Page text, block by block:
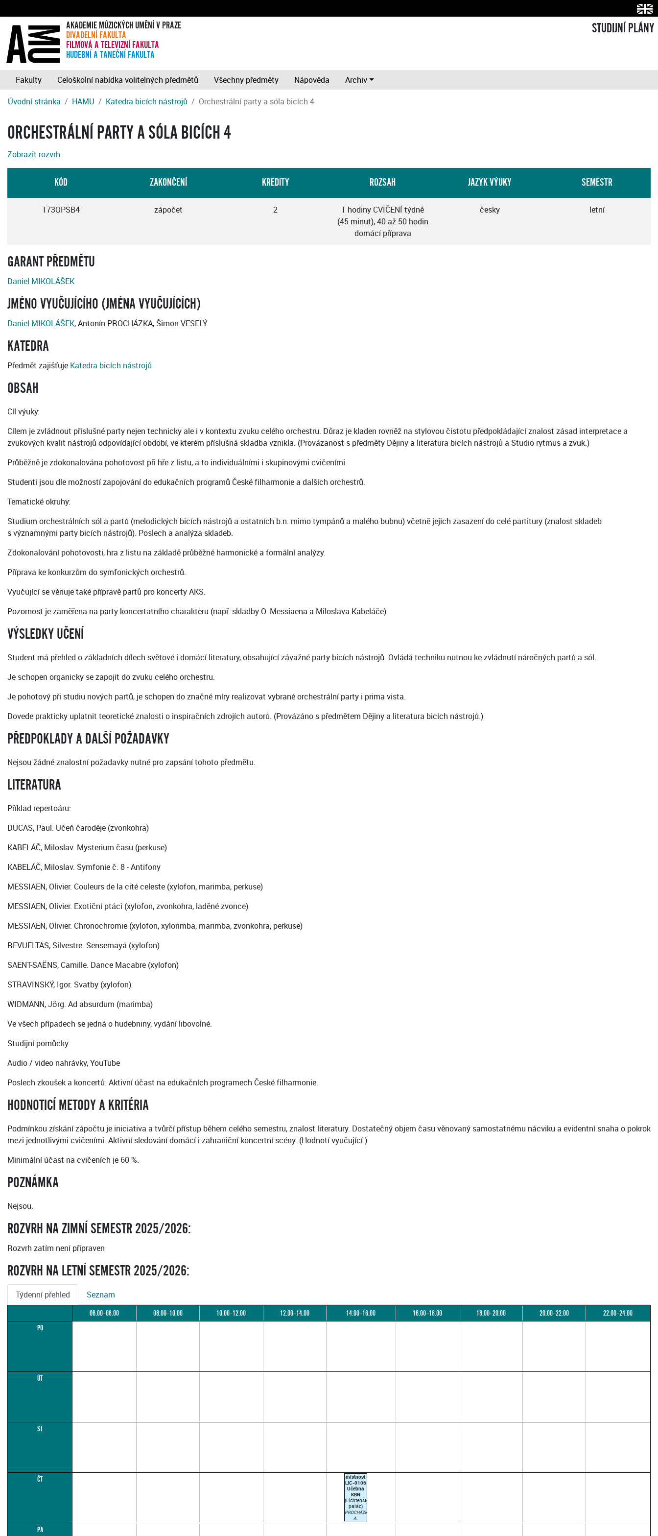
AKADEMIE MÚZICKÝCH UMĚNÍ V PRAZE
DIVADELNÍ FAKULTA
FILMOVÁ A TELEVIZNÍ FAKULTA
HUDEBNÍ A TANEČNÍ FAKULTA
STUDIJNÍ PLÁNY
Fakulty Celoškolní nabídka volitelných předmětů Všechny předměty Nápověda
Archiv
Úvodní stránka
HAMU Katedra bicích nástrojů Orchestrální party a sóla bicích 4
ORCHESTRÁLNÍ PARTY A SÓLA BICÍCH 4
Zobrazit rozvrh
KÓD ZAKONČENÍ KREDITY ROZSAH JAZYK VÝUKY SEMESTR
173OPSB4 zápočet 2
1 hodiny CVIČENÍ týdně
(45 minut), 40 až 50 hodin
domácí příprava
česky letní
GARANT PŘEDMĚTU
Daniel MIKOLÁŠEK
JMÉNO VYUČUJÍCÍHO (JMÉNA VYUČUJÍCÍCH)
Daniel MIKOLÁŠEK, Antonín PROCHÁZKA, Šimon VESELÝ
KATEDRA
Předmět zajišťuje Katedra bicích nástrojů
OBSAH
Cíl výuky:
Cílem je zvládnout příslušné party nejen technicky ale i v kontextu zvuku celého orchestru. Důraz je kladen rovněž na stylovou čistotu předpokládající znalost zásad interpretace a
zvukových kvalit nástrojů odpovídající období, ve kterém příslušná skladba vznikla. (Provázanost s předměty Dějiny a literatura bicích nástrojů a Studio rytmus a zvuk.)
Průběžně je zdokonalována pohotovost při hře z listu, a to individuálními i skupinovými cvičeními.
Studenti jsou dle možností zapojování do edukačních programů České filharmonie a dalších orchestrů.
Tematické okruhy:
Studium orchestrálních sól a partů (melodických bicích nástrojů a ostatních b.n. mimo tympánů a malého bubnu) včetně jejich zasazení do celé partitury (znalost skladeb
s významnými party bicích nástrojů). Poslech a analýza skladeb.
Zdokonalování pohotovosti, hra z listu na základě průběžné harmonické a formální analýzy.
Příprava ke konkurzům do symfonických orchestrů.
Vyučující se věnuje také přípravě partů pro koncerty AKS.
Pozornost je zaměřena na party koncertatního charakteru (např. skladby O. Messiaena a Miloslava Kabeláče)
VÝSLEDKY UČENÍ
Student má přehled o základních dílech světové i domácí literatury, obsahující závažné party bicích nástrojů. Ovládá techniku nutnou ke zvládnutí náročných partů a sól.
Je schopen organicky se zapojit do zvuku celého orchestru.
Je pohotový při studiu nových partů, je schopen do značné míry realizovat vybrané orchestrální party i prima vista.
Dovede prakticky uplatnit teoretické znalosti o inspiračních zdrojích autorů. (Provázáno s předmětem Dějiny a literatura bicích nástrojů.)
PŘEDPOKLADY A DALŠÍ POŽADAVKY
Nejsou žádné znalostní požadavky nutné pro zapsání tohoto předmětu.
LITERATURA
Příklad repertoáru:
DUCAS, Paul. Učeň čaroděje (zvonkohra)
KABELÁČ, Miloslav. Mysterium času (perkuse)
KABELÁČ, Miloslav. Symfonie č. 8 - Antifony
MESSIAEN, Olivier. Couleurs de la cité celeste (xylofon, marimba, perkuse)
MESSIAEN, Olivier. Exotiční ptáci (xylofon, zvonkohra, laděné zvonce)
MESSIAEN, Olivier. Chronochromie (xylofon, xylorimba, marimba, zvonkohra, perkuse)
REVUELTAS, Silvestre. Sensemayá (xylofon)
SAENT-SAËNS, Camille. Dance Macabre (xylofon)
STRAVINSKÝ, Igor. Svatby (xylofon)
WIDMANN, Jörg. Ad absurdum (marimba)
Ve všech případech se jedná o hudebniny, vydání libovolné.
Studijní pomůcky
Audio / video nahrávky, YouTube
Poslech zkoušek a koncertů. Aktivní účast na edukačních programech České filharmonie.
HODNOTICÍ METODY A KRITÉRIA
Podmínkou získání zápočtu je iniciativa a tvůrčí přístup během celého semestru, znalost literatury. Dostatečný objem času věnovaný samostatnému nácviku a evidentní snaha o pokrok
mezi jednotlivými cvičeními. Aktivní sledování domácí i zahraniční koncertní scény. (Hodnotí vyučující.)
Minimální účast na cvičeních je 60 %.
POZNÁMKA
Nejsou.
ROZVRH NA ZIMNÍ SEMESTR 2025/2026:
Rozvrh zatím není připraven
ROZVRH NA LETNÍ SEMESTR 2025/2026:
Týdenní přehled Seznam
06:00–08:00 08:00–10:00 10:00–12:00 12:00–14:00 14:00–16:00 16:00–18:00 18:00–20:00 20:00–22:00
22:00–24:00
PO
ÚT
ST
ČT
místnost
LIC-0106
Učebna
KBN
(Lichtenštejnský
palác)
PROCHÁZKA
A.
14:30–
PÁ